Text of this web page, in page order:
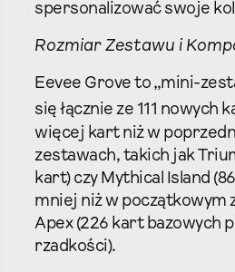
spersonalizować swoje
Rozmiar Zestawu i
Eevee Grove to „mini-
się łącznie ze 111 nowych
więcej kart niż w
zestawach, takich jak
kart) czy Mythical Island
mniej niż w początkowym
Apex (226 kart bazowych
rzadkości).